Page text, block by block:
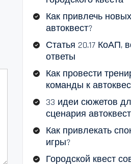
Как привлечь
автоквест?
Статья 20.17 КоАП,
ответы
Как провести
команды к
33 идеи сюжетов
сценария
Как привлекать
игры?
Городской квест